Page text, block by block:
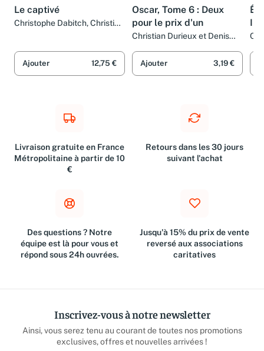
Le captivé
Christophe Dabitch, Christian
Ajouter 12,75 €
Oscar, Tome 6 : Deux
pour le prix d'un
Christian Durieux et Denis
Ajouter 3,19 €
Livraison gratuite en France
Métropolitaine à partir de 10
€
Retours dans les 30 jours
suivant l'achat
Des questions ? Notre
équipe est là pour vous et
répond sous 24h ouvrées.
Jusqu'à 15% du prix de vente
reversé aux associations
caritatives
Inscrivez-vous à notre newsletter
Ainsi, vous serez tenu au courant de toutes nos promotions
exclusives, offres et nouvelles arrivées !